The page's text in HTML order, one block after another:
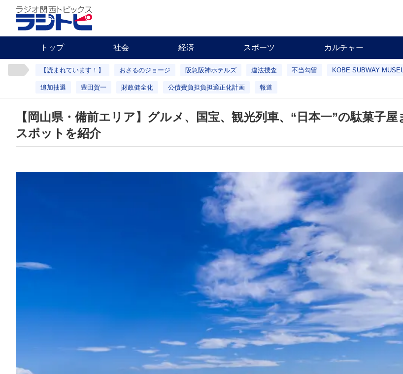
トップ 社会 経済 スポーツ カルチャー
【読まれています！】 おさるのジョージ 阪急阪神ホテルズ 違法捜査 不当勾留 KOBE SUBWAY
追加抽選 豊田賀一 財政健全化 公債費負担負担適正化計画 報道
【岡山県・備前エリア】グルメ、国宝、観光列車、“日本一”の駄菓子
スポットを紹介